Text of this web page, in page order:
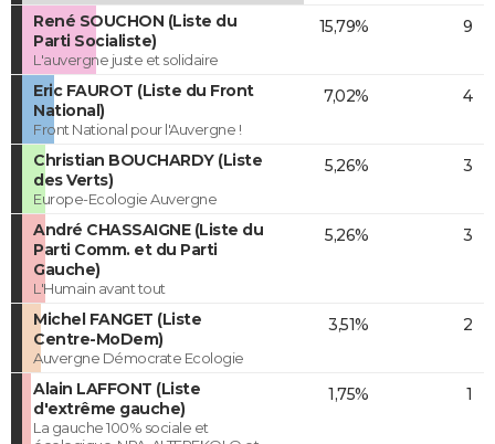
René SOUCHON (Liste du
Parti Socialiste)
L'auvergne juste et solidaire
15,79% 9
Eric FAUROT (Liste du Front
National)
Front National pour l'Auvergne !
7,02% 4
Christian BOUCHARDY (Liste
des Verts)
Europe-Ecologie Auvergne
5,26% 3
André CHASSAIGNE (Liste du
Parti Comm. et du Parti
Gauche)
L'Humain avant tout
5,26% 3
Michel FANGET (Liste
Centre-MoDem)
Auvergne Démocrate Ecologie
3,51% 2
Alain LAFFONT (Liste
d'extrême gauche)
La gauche 100% sociale et
1,75% 1